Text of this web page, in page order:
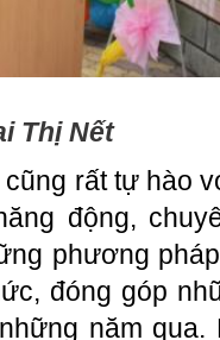
Thị Nết
rất tự hào
động,
phương
đóng góp
năm qua.